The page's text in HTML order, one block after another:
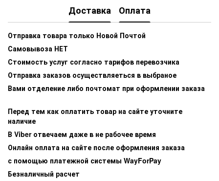
Доставка Оплата
Отправка товара только Новой Почтой
Самовывоза НЕТ
Стоимость услуг согласно тарифов перевозчика
Отправка заказов осуществляеться в выбраное
Вами отделение либо почтомат при оформлении заказа
Перед тем как оплатить товар на сайте уточните
наличие
В Viber отвечаем даже в не рабочее время
Онлайн оплата на сайте после оформления заказа
с помощью платежной системы WayForPay
Безналичный расчет